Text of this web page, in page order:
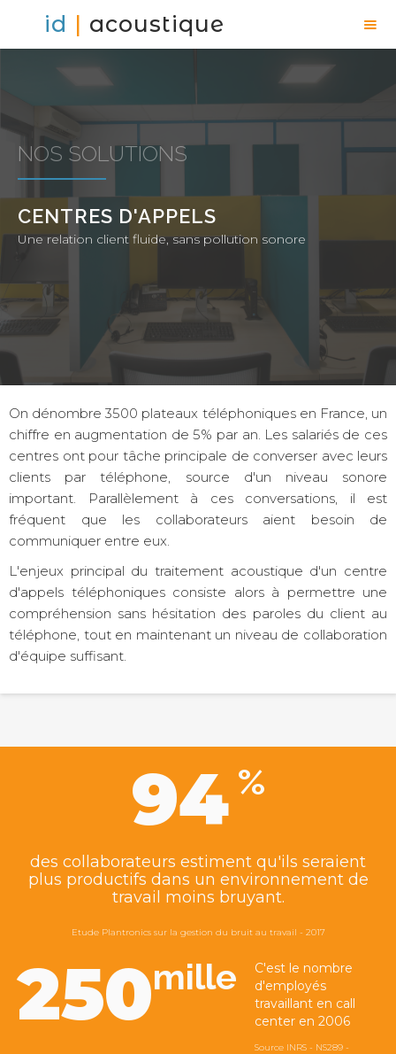
id | acoustique
NOS SOLUTIONS
CENTRES D'APPELS
Une relation client fluide, sans pollution sonore
On dénombre 3500 plateaux téléphoniques en France, un
chiffre en augmentation de 5% par an. Les salariés de ces
centres ont pour tâche principale de converser avec leurs
clients par téléphone, source d'un niveau sonore
important. Parallèlement à ces conversations, il est
fréquent que les collaborateurs aient besoin de
communiquer entre eux.
L'enjeux principal du traitement acoustique d'un centre
d'appels téléphoniques consiste alors à permettre une
compréhension sans hésitation des paroles du client au
téléphone, tout en maintenant un niveau de collaboration
d'équipe suffisant.
94 %
des collaborateurs estiment qu'ils seraient
plus productifs dans un environnement de
travail moins bruyant.
Etude Plantronics sur la gestion du bruit au travail - 2017
250mille
C'est le nombre
d'employés
travaillant en call
center en 2006
Source INRS - NS289 -